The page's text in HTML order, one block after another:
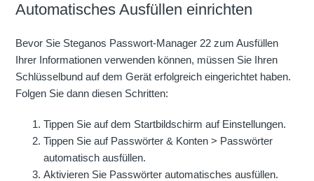
Automatisches Ausfüllen einrichten
Bevor Sie Steganos Passwort-Manager 22 zum Ausfüllen
Ihrer Informationen verwenden können, müssen Sie Ihren
Schlüsselbund auf dem Gerät erfolgreich eingerichtet haben.
Folgen Sie dann diesen Schritten:
Tippen Sie auf dem Startbildschirm auf Einstellungen.
Tippen Sie auf Passwörter & Konten > Passwörter
automatisch ausfüllen.
Aktivieren Sie Passwörter automatisches ausfüllen.